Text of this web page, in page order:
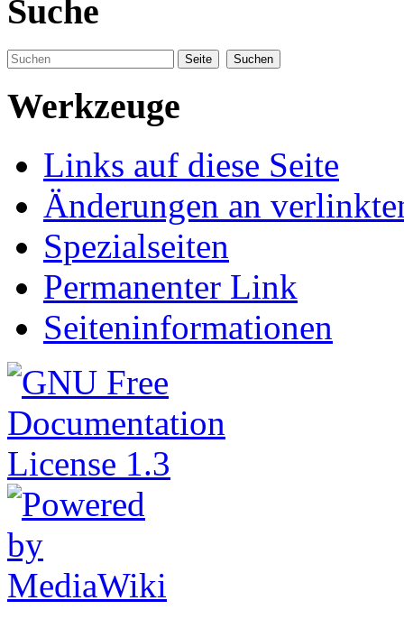
Suche
Werkzeuge
Links auf diese Seite
Änderungen an
Spezialseiten
Permanenter Link
Seiteninformationen